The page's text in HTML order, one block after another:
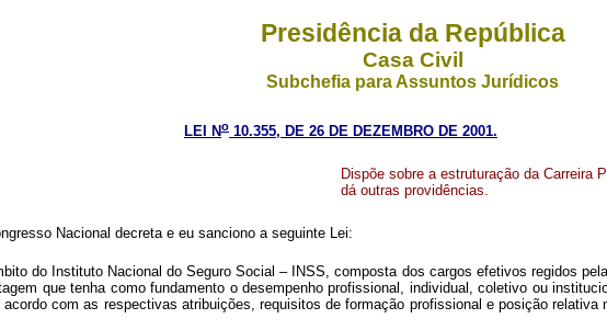
Presidência da República
Casa Civil
Subchefia para Assuntos Jurídicos
LEI No 10.355, DE 26 DE DEZEMBRO DE 2001.
Dispõe sobre a estruturação da Carreira
dá outras providências.
Nacional decreta e eu sanciono a seguinte Lei:
do Instituto Nacional do Seguro Social – INSS, composta dos cargos efetivos regidos pela
que tenha como fundamento o desempenho profissional, individual, coletivo ou
acordo com as respectivas atribuições, requisitos de formação profissional e posição